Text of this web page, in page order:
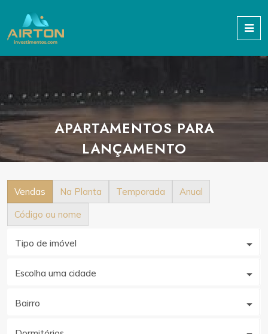
APARTAMENTOS PARA
LANÇAMENTO
Vendas Na Planta Temporada
Anual
Código ou nome
Tipo de imóvel
Escolha uma cidade
Bairro